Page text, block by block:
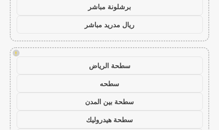
برشلونة مباشر
ريال مدريد مباشر
!
سطحة الرياض
سطحه
سطحة بين المدن
سطحة هيدروليك